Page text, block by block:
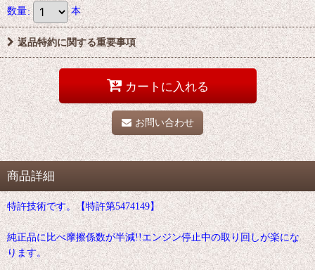
数量: 本
返品特約に関する重要事項
カートに入れる
お問い合わせ
商品詳細
特許技術です。【特許第5474149】
純正品に比べ摩擦係数が半減!!エンジン停止中の取り回しが楽にな
ります。